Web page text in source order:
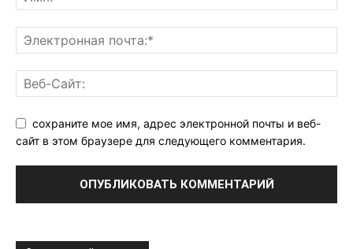
сохраните мое имя, адрес электронной почты и веб-
сайт в этом браузере для следующего комментария.